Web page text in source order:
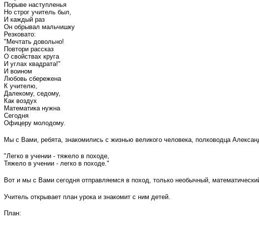
Порыве наступленья
Но строг учитель был,
И каждый раз
Он обрывал мальчишку
Резковато:
"Мечтать довольно!
Повтори рассказ
О свойствах круга
И углах квадрата!"
И воином
Любовь сбережена
К учителю,
Далекому, седому,
Как воздух
Математика нужна
Сегодня
Офицеру молодому.
Мы с Вами, ребята, знакомились с жизнью великого человека, полководца
"Легко в учении - тяжело в походе,
Тяжело в учении - легко в походе."
Вот и мы с Вами сегодня отправляемся в поход, только необычный,
Учитель открывает план урока и знакомит с ним детей.
План: